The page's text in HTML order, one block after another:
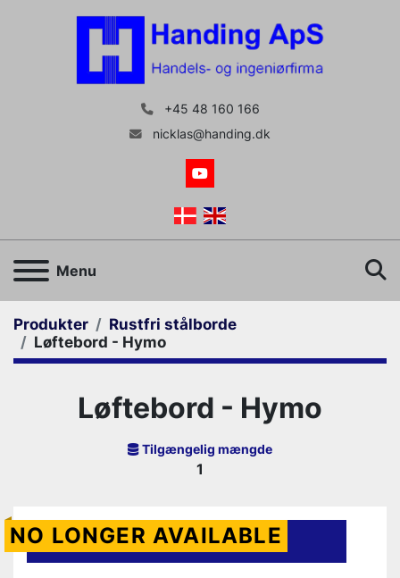
+45 48 160 166
nicklas@handing.dk
youtube
Menu
Produkter
Rustfri stålborde
Løftebord - Hymo
Løftebord - Hymo
Tilgængelig mængde
1
NO LONGER AVAILABLE
Kontakt os